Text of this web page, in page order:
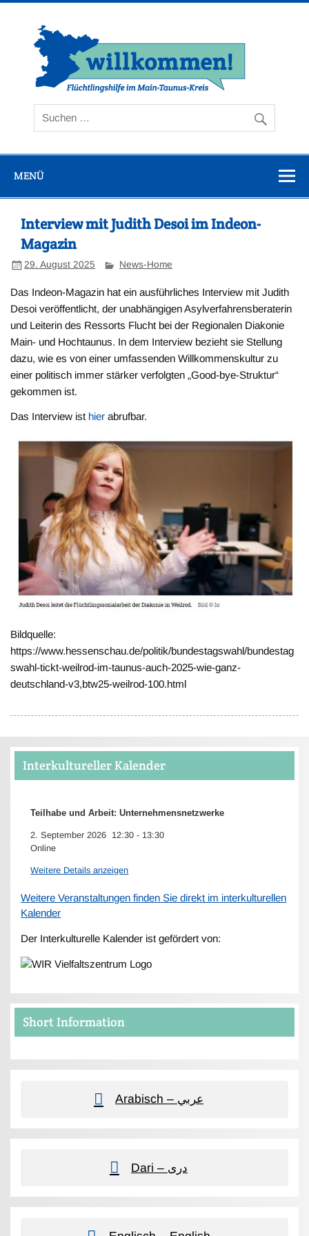
Zum
MENÜ
Interview mit Judith Desoi im Indeon-
Magazin
29. August 2025 News-Home
Das Indeon-Magazin hat ein ausführliches Interview mit Judith
Desoi veröffentlicht, der unabhängigen Asylverfahrensberaterin
und Leiterin des Ressorts Flucht bei der Regionalen Diakonie
Main- und Hochtaunus. In dem Interview bezieht sie Stellung
dazu, wie es von einer umfassenden Willkommenskultur zu
einer politisch immer stärker verfolgten „Good-bye-Struktur“
gekommen ist.
Das Interview ist hier abrufbar.
Bildquelle:
https://www.hessenschau.de/politik/bundestagswahl/bundestag
swahl-tickt-weilrod-im-taunus-auch-2025-wie-ganz-
deutschland-v3,btw25-weilrod-100.html
Interkultureller Kalender
Teilhabe und Arbeit: Unternehmensnetzwerke
2. September 2026 12:30 - 13:30
Online
Weitere Details anzeigen
Weitere Veranstaltungen finden Sie direkt im interkulturellen
Kalender
Der Interkulturelle Kalender ist gefördert von:
Short Information
Arabisch – عربي
Dari – دری